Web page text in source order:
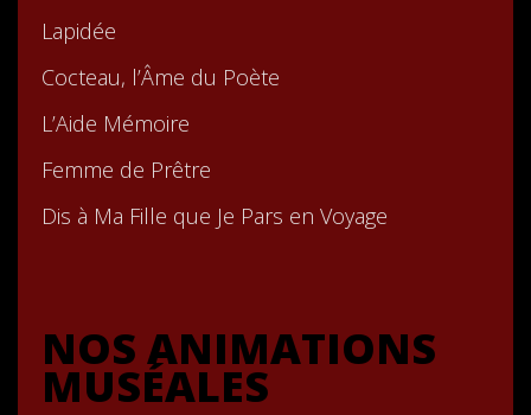
Lapidée
Cocteau, l’Âme du Poète
L’Aide Mémoire
Femme de Prêtre
Dis à Ma Fille que Je Pars en Voyage
NOS ANIMATIONS
MUSÉALES